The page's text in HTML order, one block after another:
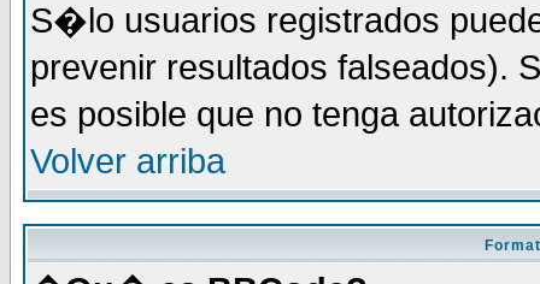
S�lo usuarios registrados
prevenir resultados falseados).
es posible que no tenga
Volver arriba